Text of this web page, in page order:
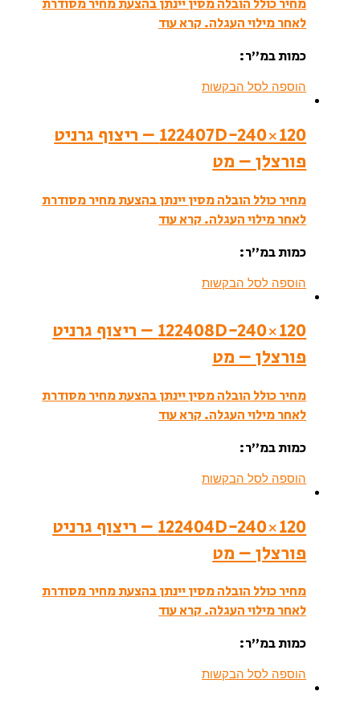
מחיר כולל הובלה מסין יינתן בהצעת מחיר מסודרת
לאחר מילוי העגלה.קרא עוד
כמות במ”ר:
הוספה לסל הבקשות
122407D-240×120 – ריצוף גרניט
פורצלן – מט
מחיר כולל הובלה מסין יינתן בהצעת מחיר מסודרת
לאחר מילוי העגלה. קרא עוד
כמות במ”ר:
הוספה לסל הבקשות
122408D-240×120 – ריצוף גרניט
פורצלן – מט
מחיר כולל הובלה מסין יינתן בהצעת מחיר מסודרת
לאחר מילוי העגלה.קרא עוד
כמות במ”ר:
הוספה לסל הבקשות
122404D-240×120 – ריצוף גרניט
פורצלן – מט
מחיר כולל הובלה מסין יינתן בהצעת מחיר מסודרת
לאחר מילוי העגלה.קרא עוד
כמות במ”ר:
הוספה לסל הבקשות